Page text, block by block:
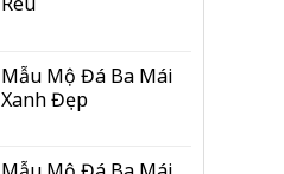
Mẫu Mộ Đá Ba Mái
Xanh Đẹp